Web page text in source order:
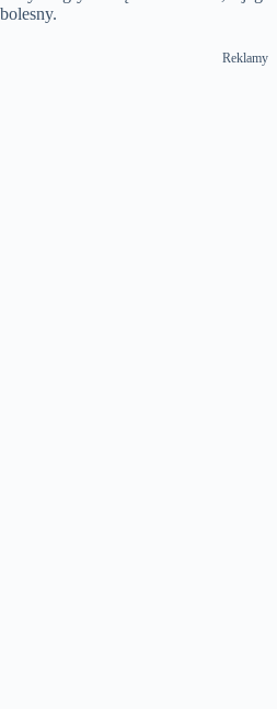
bolesny.
Reklamy